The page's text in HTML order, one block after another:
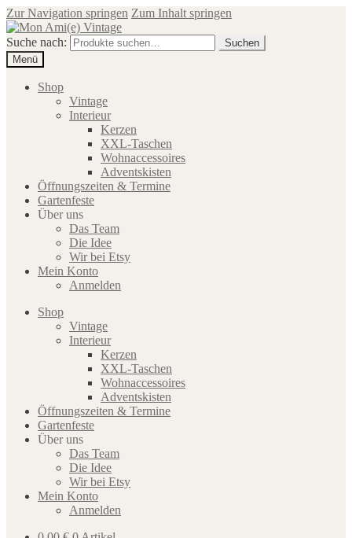
Zur Navigation springen Zum Inhalt springen
Suche nach:
Suchen
Menü
Shop
Vintage
Interieur
Kerzen
XXL-Taschen
Wohnaccessoires
Adventskisten
Öffnungszeiten & Termine
Gartenfeste
Über uns
Das Team
Die Idee
Wir bei Etsy
Mein Konto
Anmelden
Shop
Vintage
Interieur
Kerzen
XXL-Taschen
Wohnaccessoires
Adventskisten
Öffnungszeiten & Termine
Gartenfeste
Über uns
Das Team
Die Idee
Wir bei Etsy
Mein Konto
Anmelden